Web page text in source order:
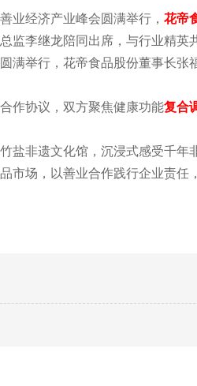
业经济产业峰会圆满举行， 花帝
李继龙陪同出席，与行业精英
满举行，花帝食品股份董事长张
作协议，双方聚焦健康功能复合
盐非遗文化馆，沉浸式感受千
场，以善业合作践行企业责任